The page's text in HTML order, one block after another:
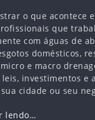
o que acontece
que
com águas de
domésticos,
e macro
investimentos e
cidade ou seu
lendo…